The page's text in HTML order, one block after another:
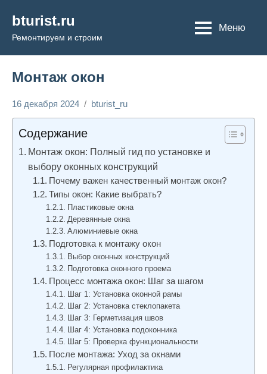
содержимому
bturist.ru
Ремонтируем и строим
Меню
Монтаж окон
ремонтируем
16 декабря 2024 bturist_ru
Нет
комментариев
Содержание
Монтаж окон: Полный гид по установке и
выбору оконных конструкций
Почему важен качественный монтаж окон?
Типы окон: Какие выбрать?
Пластиковые окна
Деревянные окна
Алюминиевые окна
Подготовка к монтажу окон
Выбор оконных конструкций
Подготовка оконного проема
Процесс монтажа окон: Шаг за шагом
Шаг 1: Установка оконной рамы
Шаг 2: Установка стеклопакета
Шаг 3: Герметизация швов
Шаг 4: Установка подоконника
Шаг 5: Проверка функциональности
После монтажа: Уход за окнами
Регулярная профилактика